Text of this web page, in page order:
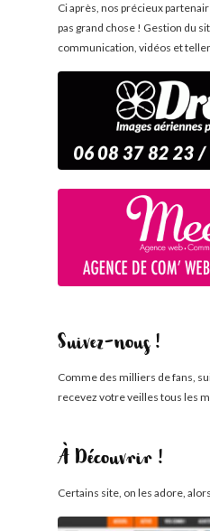
Ci après, nos précieux
pas grand chose ! Gestion du
communication, vidéos et
Suivez-nous !
Comme des milliers de fans,
recevez votre veilles tous les
À Découvrir !
Certains site, on les adore,